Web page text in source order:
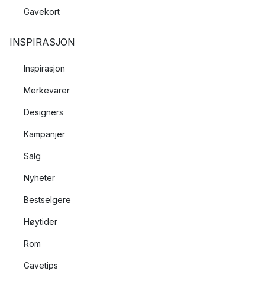
Gavekort
INSPIRASJON
Inspirasjon
Merkevarer
Designers
Kampanjer
Salg
Nyheter
Bestselgere
Høytider
Rom
Gavetips